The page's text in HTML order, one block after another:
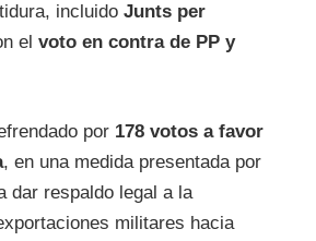
incluido Junts per
el voto en contra de PP y
por 178 votos a favor
, en una medida presentada por
dar respaldo legal a la
militares hacia